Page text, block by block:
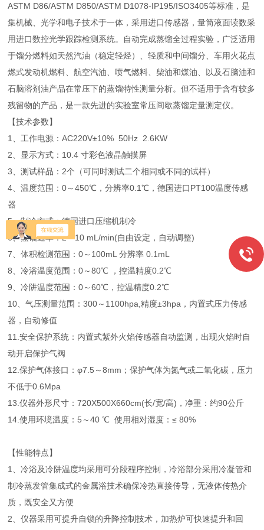
ASTM D86/ASTM D850/ASTM D1078-IP195/ISO3405等标准，是
集机械、光学和电子技术于一体，采用进口传感器，量筒液面读数采
用进口数控光学跟踪检测系统。自动完成蒸馏全过程实验，广泛适用
于馏分燃料如天然汽油（稳定轻烃）、轻质和中间馏分、车用火花点
燃式发动机燃料、航空汽油、喷气燃料、柴油和煤油、以及石脑油和
石脑溶剂油产品在常压下的蒸馏特性测量分析。但不适用于含有较多
残留物的产品，是一款先进的实验室常压间歇蒸馏定量测定仪。
【技术参数】
1、工作电源：AC220V±10% 50Hz 2.6KW
2、显示方式：10.4 寸彩色液晶触摸屏
3、测试样品：2个（可同时测试二个相同或不同的试样）
4、温度范围：0～450℃，分辨率0.1℃，德国进口PT100温度传感
器
5、制冷方式：德国进口压缩机制冷
6、蒸馏速率：2～10 mL/min(自由设定，自动调整)
7、体积检测范围：0～100mL 分辨率 0.1mL
8、冷浴温度范围：0～80℃ ，控温精度0.2℃
9、冷阱温度范围：0～60℃，控温精度0.2℃
10、气压测量范围：300～1100hpa,精度±3hpa，内置式压力传感
器，自动修值
11.安全保护系统：内置式紫外火焰传感器自动监测，出现火焰时自
动开启保护气阀
12.保护气体接口：φ7.5～8mm；保护气体为氮气或二氧化碳，压力
不低于0.6Mpa
13.仪器外形尺寸：720X500X660cm(长/宽/高)，净重：约90公斤
14.使用环境温度：5～40 ℃ 使用相对湿度：≤ 80%
【性能特点】
1、冷浴及冷阱温度均采用可分段程序控制，冷浴部分采用冷凝管和
制冷蒸发管集成式的金属浴技术确保冷热直接传导，无液体传热介
质，既安全又方便
2、仪器采用可提升自锁的升降控制技术，加热炉可快速提升和回